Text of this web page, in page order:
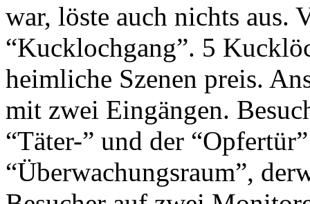
war, löste auch nichts aus.
“Kucklochgang”. 5
heimliche Szenen preis.
mit zwei Eingängen.
“Täter-” und der
“Überwachungsraum”,